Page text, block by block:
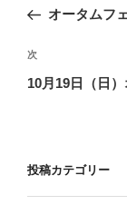
ナ
ビ
ゲ
ン
の
稿
オータムフ
次
の
次
10月19日（日
投稿カテゴリー